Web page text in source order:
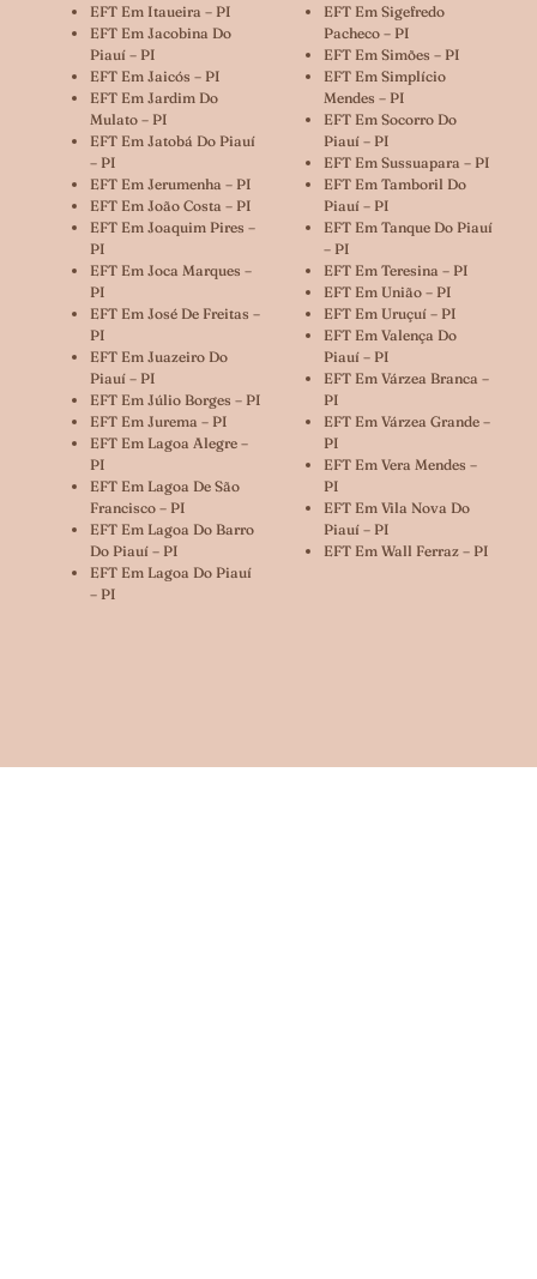
EFT Em Itaueira – PI
EFT Em Jacobina Do
Piauí – PI
EFT Em Jaicós – PI
EFT Em Jardim Do
Mulato – PI
EFT Em Jatobá Do Piauí
– PI
EFT Em Jerumenha – PI
EFT Em João Costa – PI
EFT Em Joaquim Pires –
PI
EFT Em Joca Marques –
PI
EFT Em José De Freitas –
PI
EFT Em Juazeiro Do
Piauí – PI
EFT Em Júlio Borges – PI
EFT Em Jurema – PI
EFT Em Lagoa Alegre –
PI
EFT Em Lagoa De São
Francisco – PI
EFT Em Lagoa Do Barro
Do Piauí – PI
EFT Em Lagoa Do Piauí
– PI
EFT Em Sigefredo
Pacheco – PI
EFT Em Simões – PI
EFT Em Simplício
Mendes – PI
EFT Em Socorro Do
Piauí – PI
EFT Em Sussuapara – PI
EFT Em Tamboril Do
Piauí – PI
EFT Em Tanque Do Piauí
– PI
EFT Em Teresina – PI
EFT Em União – PI
EFT Em Uruçuí – PI
EFT Em Valença Do
Piauí – PI
EFT Em Várzea Branca –
PI
EFT Em Várzea Grande –
PI
EFT Em Vera Mendes –
PI
EFT Em Vila Nova Do
Piauí – PI
EFT Em Wall Ferraz – PI